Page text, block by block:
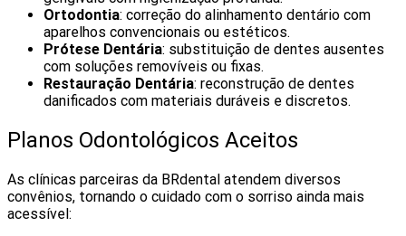
Ortodontia: correção do alinhamento dentário com
aparelhos convencionais ou estéticos.
Prótese Dentária: substituição de dentes ausentes
com soluções removíveis ou fixas.
Restauração Dentária: reconstrução de dentes
danificados com materiais duráveis e discretos.
Planos Odontológicos Aceitos
As clínicas parceiras da BRdental atendem diversos
convênios, tornando o cuidado com o sorriso ainda mais
acessível: